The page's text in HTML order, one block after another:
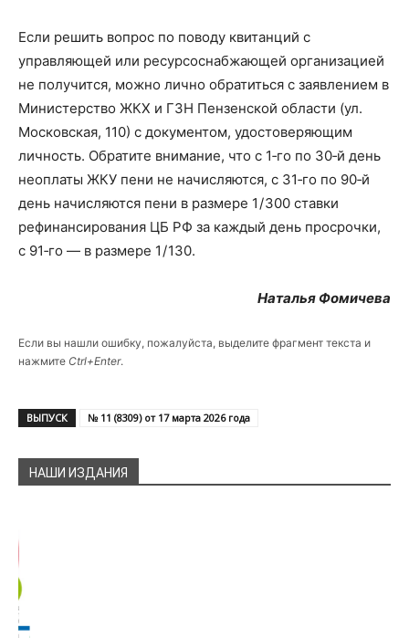
Если решить вопрос по поводу квитанций с
управляющей или ресурсоснабжающей организацией
не получится, можно лично обратиться с заявлением в
Министерство ЖКХ и ГЗН Пензенской области (ул.
Московская, 110) с документом, удостоверяющим
личность. Обратите внимание, что с 1‑го по 30‑й день
неоплаты ЖКУ пени не начисляются, с 31‑го по 90‑й
день начисляются пени в размере 1 / 300 ставки
рефинансирования ЦБ РФ за каждый день просрочки,
с 91‑го — в размере 1 / 130.
Наталья Фомичева
Если вы нашли ошибку, пожалуйста, выделите фрагмент текста и
нажмите Ctrl+Enter.
ВЫПУСК № 11 (8309) от 17 марта 2026 года
НАШИ ИЗДАНИЯ